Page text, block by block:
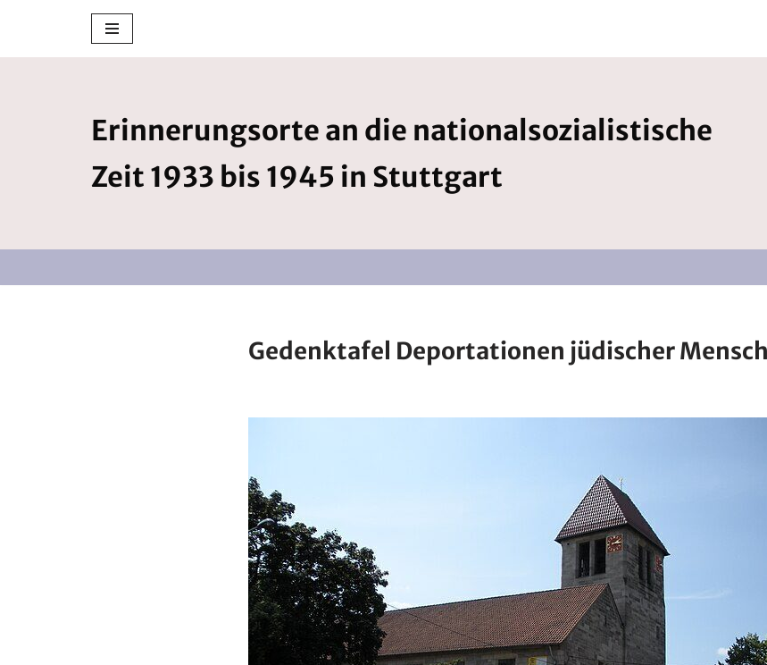
Erinnerungsorte an die nationalsozialistische
Zeit 1933 bis 1945 in Stuttgart
Gedenktafel Deportationen jüdischer